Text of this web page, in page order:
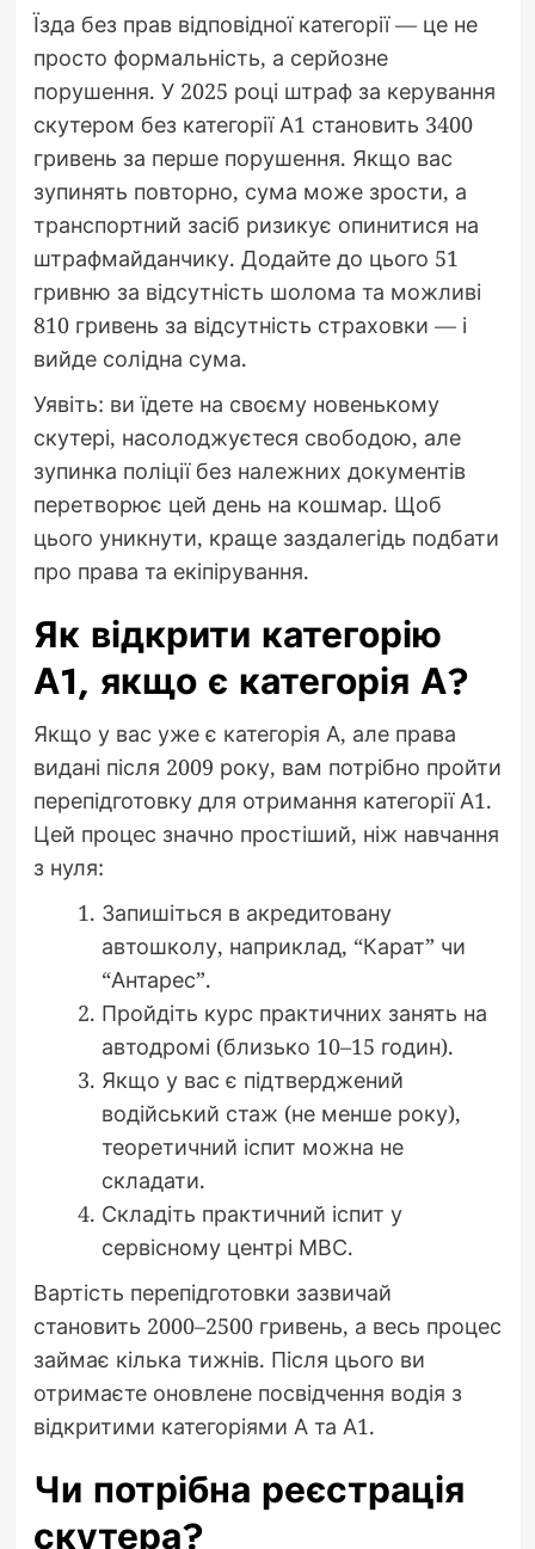
Їзда без прав відповідної категорії — це не
просто формальність, а серйозне
порушення. У 2025 році штраф за керування
скутером без категорії А1 становить 3400
гривень за перше порушення. Якщо вас
зупинять повторно, сума може зрости, а
транспортний засіб ризикує опинитися на
штрафмайданчику. Додайте до цього 51
гривню за відсутність шолома та можливі
810 гривень за відсутність страховки — і
вийде солідна сума.
Уявіть: ви їдете на своєму новенькому
скутері, насолоджуєтеся свободою, але
зупинка поліції без належних документів
перетворює цей день на кошмар. Щоб
цього уникнути, краще заздалегідь подбати
про права та екіпірування.
Як відкрити категорію
А1, якщо є категорія А?
Якщо у вас уже є категорія А, але права
видані після 2009 року, вам потрібно пройти
перепідготовку для отримання категорії А1.
Цей процес значно простіший, ніж навчання
з нуля:
Запишіться в акредитовану
автошколу, наприклад, “Карат” чи
“Антарес”.
Пройдіть курс практичних занять на
автодромі (близько 10–15 годин).
Якщо у вас є підтверджений
водійський стаж (не менше року),
теоретичний іспит можна не
складати.
Складіть практичний іспит у
сервісному центрі МВС.
Вартість перепідготовки зазвичай
становить 2000–2500 гривень, а весь процес
займає кілька тижнів. Після цього ви
отримаєте оновлене посвідчення водія з
відкритими категоріями А та А1.
Чи потрібна реєстрація
скутера?